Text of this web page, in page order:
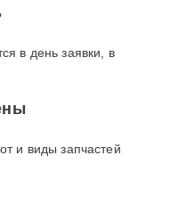
в день заявки, в
и виды запчастей